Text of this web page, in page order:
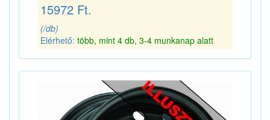
15972 Ft.
(/db)
Elérhető: több, mint 4 db, 3-4 munkanap alatt